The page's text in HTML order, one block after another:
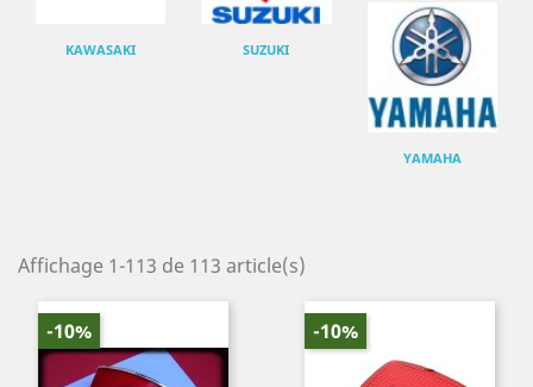
KAWASAKI SUZUKI
YAMAHA
Affichage 1-113 de 113 article(s)
-10% -10%